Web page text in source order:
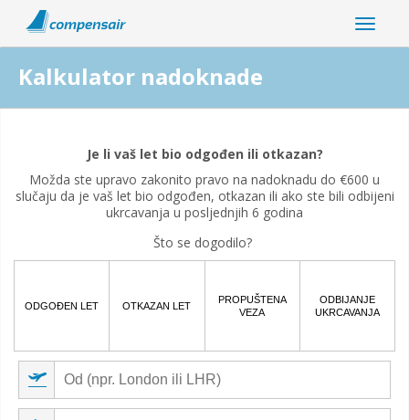
Kalkulator nadoknade
Je li vaš let bio odgođen ili otkazan?
Možda ste upravo zakonito pravo na nadoknadu do €600 u
slučaju da je vaš let bio odgođen, otkazan ili ako ste bili odbijeni
ukrcavanja u posljednjih 6 godina
Što se dogodilo?
ODGOĐEN LET OTKAZAN LET
PROPUŠTENA
VEZA
ODBIJANJE
UKRCAVANJA